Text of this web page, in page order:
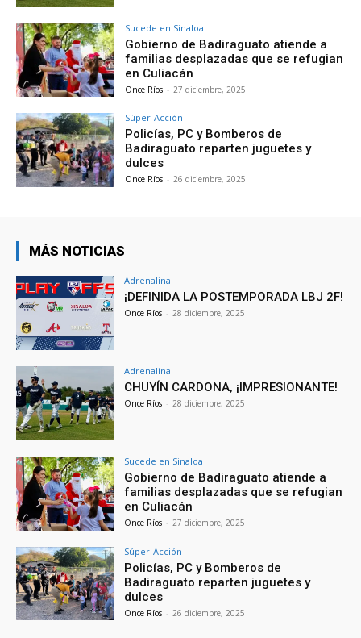
Sucede en Sinaloa
Gobierno de Badiraguato atiende a
familias desplazadas que se refugian
en Culiacán
Once Ríos - 27 diciembre, 2025
Súper-Acción
Policías, PC y Bomberos de
Badiraguato reparten juguetes y
dulces
Once Ríos - 26 diciembre, 2025
MÁS NOTICIAS
Adrenalina
¡DEFINIDA LA POSTEMPORADA LBJ 2F!
Once Ríos - 28 diciembre, 2025
Adrenalina
CHUYÍN CARDONA, ¡IMPRESIONANTE!
Once Ríos - 28 diciembre, 2025
Sucede en Sinaloa
Gobierno de Badiraguato atiende a
familias desplazadas que se refugian
en Culiacán
Once Ríos - 27 diciembre, 2025
Súper-Acción
Policías, PC y Bomberos de
Badiraguato reparten juguetes y
dulces
Once Ríos - 26 diciembre, 2025